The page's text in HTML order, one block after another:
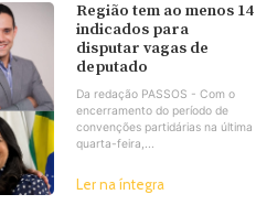
Região tem ao menos 14
indicados para
disputar vagas de
deputado
Da redação PASSOS - Com o
encerramento do período de
convenções partidárias na última
quarta-feira,...
Ler na íntegra